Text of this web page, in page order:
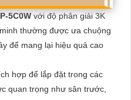
5C0Wvới độ phân giải 3K
thường được ưa chuộng
để mang lại hiệu quả cao
hợp để lắp đặt trong các
quan trọng như sân trước,